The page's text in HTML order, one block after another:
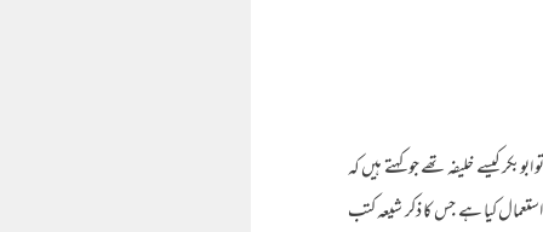
کیسے خلیفہ تھے جو کہتے ہیں کہ
کیا ہے جس کا ذکر شیعہ کتب